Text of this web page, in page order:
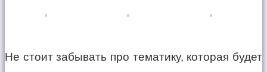
Не стоит забывать про тематику, которая будет